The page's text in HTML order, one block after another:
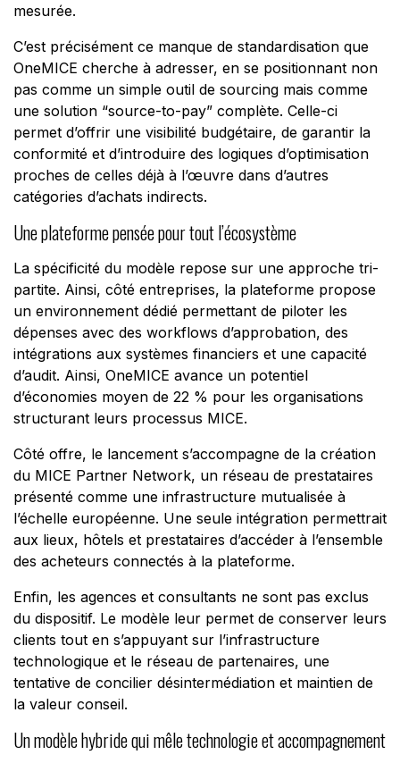
mesurée.
C’est précisément ce manque de standardisation que
OneMICE cherche à adresser, en se positionnant non
pas comme un simple outil de sourcing mais comme
une solution “source-to-pay” complète. Celle-ci
permet d’offrir une visibilité budgétaire, de garantir la
conformité et d’introduire des logiques d’optimisation
proches de celles déjà à l’œuvre dans d’autres
catégories d’achats indirects.
Une plateforme pensée pour tout l’écosystème
La spécificité du modèle repose sur une approche tri-
partite. Ainsi, côté entreprises, la plateforme propose
un environnement dédié permettant de piloter les
dépenses avec des workflows d’approbation, des
intégrations aux systèmes financiers et une capacité
d’audit. Ainsi, OneMICE avance un potentiel
d’économies moyen de 22 % pour les organisations
structurant leurs processus MICE.
Côté offre, le lancement s’accompagne de la création
du MICE Partner Network, un réseau de prestataires
présenté comme une infrastructure mutualisée à
l’échelle européenne. Une seule intégration permettrait
aux lieux, hôtels et prestataires d’accéder à l’ensemble
des acheteurs connectés à la plateforme.
Enfin, les agences et consultants ne sont pas exclus
du dispositif. Le modèle leur permet de conserver leurs
clients tout en s’appuyant sur l’infrastructure
technologique et le réseau de partenaires, une
tentative de concilier désintermédiation et maintien de
la valeur conseil.
Un modèle hybride qui mêle technologie et accompagnement